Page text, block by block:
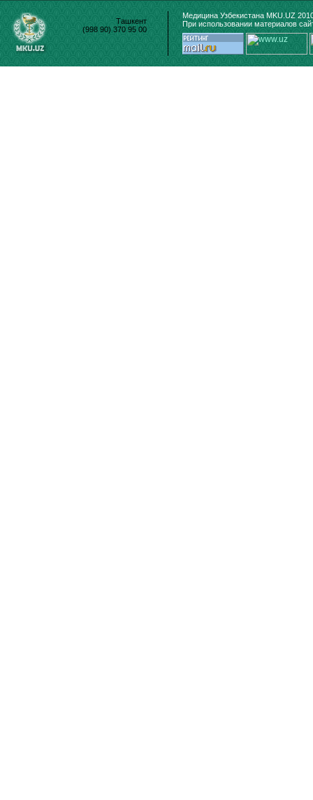
Ташкент
(998 90) 370 95 00
Медицина Узбекистана MKU.UZ
При использовании материалов